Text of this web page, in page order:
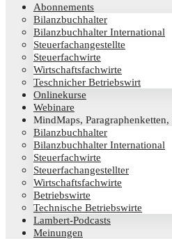
Abon­ne­ments
Bilanz­buch­hal­ter
Bilanz­buch­hal­ter International
Steu­er­fach­an­ge­stell­te
Steu­er­fach­wir­te
Wirt­schafts­fach­wir­te
Teschni­cher Betriebswirt
Online­kur­se
Web­i­na­re
Mind­Maps,
Bilanz­buch­hal­ter
Bilanz­buch­hal­ter International
Steu­er­fach­wir­te
Steu­er­fach­an­ge­stell­ter
Wirt­schafts­fach­wir­te
Betriebs­wir­te
Tech­ni­sche Betriebswirte
Lam­­bert-Pod­­casts
Mei­nun­gen